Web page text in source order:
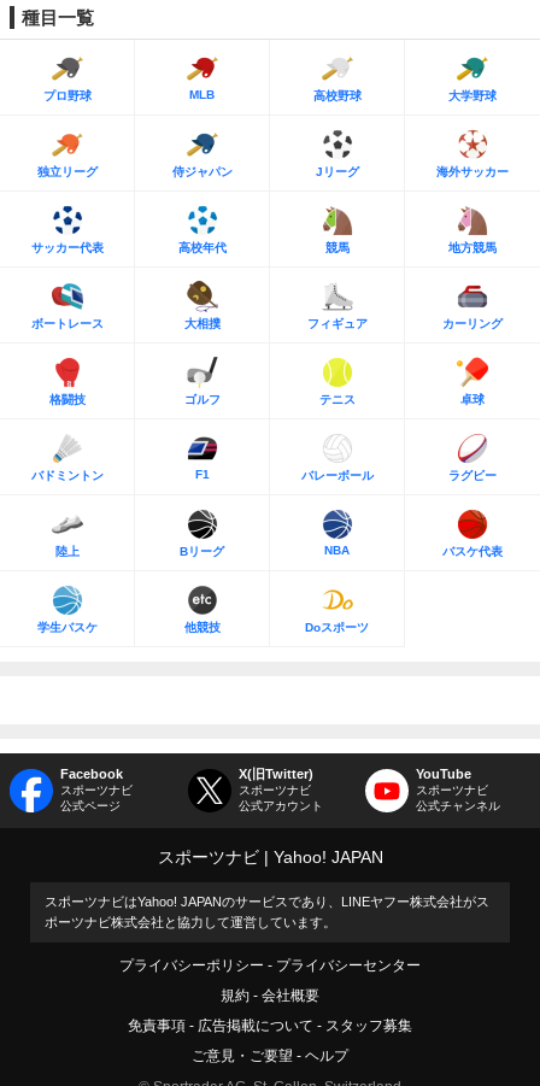
種目一覧
プロ野球 MLB 高校野球 大学野球
独立リーグ 侍ジャパン Jリーグ 海外サッカー
サッカー代表 高校年代 競馬 地方競馬
ボートレース 大相撲 フィギュア カーリング
格闘技 ゴルフ テニス 卓球
バドミントン F1 バレーボール ラグビー
陸上 Bリーグ NBA バスケ代表
学生バスケ 他競技 Doスポーツ
Facebook
スポーツナビ
公式ページ
X(旧Twitter)
スポーツナビ
公式アカウント
YouTube
スポーツナビ
公式チャンネル
スポーツナビ Yahoo! JAPAN
スポーツナビはYahoo! JAPANのサービスであり、LINEヤフー株式会社がス
ポーツナビ株式会社と協力して運営しています。
プライバシーポリシー
プライバシーセンター
規約
会社概要
免責事項
広告掲載について
スタッフ募集
ご意見・ご要望
ヘルプ